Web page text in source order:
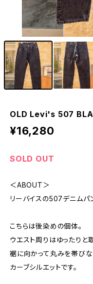
OLD Levi's 507
¥16,280
SOLD OUT
＜ABOUT＞
リーバイスの507デニムパ
こちらは後染めの個体。
ウエスト周りはゆったりと
裾に向かって丸みを帯びな
カーブシルエットです。